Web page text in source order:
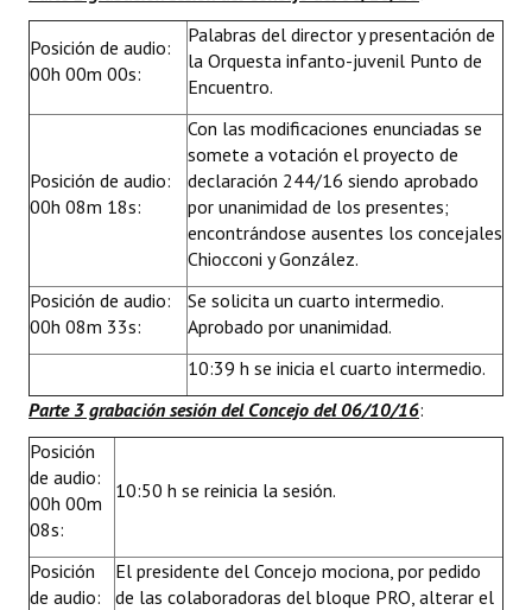
Posición de audio:
00h 00m 00s:
Palabras del director y presentación de
la Orquesta infanto-juvenil Punto de
Encuentro.
Posición de audio:
00h 08m 18s:
Con las modificaciones enunciadas se
somete a votación el proyecto de
declaración 244/16 siendo aprobado
por unanimidad de los presentes;
encontrándose ausentes los concejales
Chiocconi y González.
Posición de audio:
00h 08m 33s:
Se solicita un cuarto intermedio.
Aprobado por unanimidad.
10:39 h se inicia el cuarto intermedio.
Parte 3 grabación sesión del Concejo del 06/10/16:
Posición
de audio:
00h 00m
08s:
10:50 h se reinicia la sesión.
Posición
de audio:
El presidente del Concejo mociona, por pedido
de las colaboradoras del bloque PRO, alterar el